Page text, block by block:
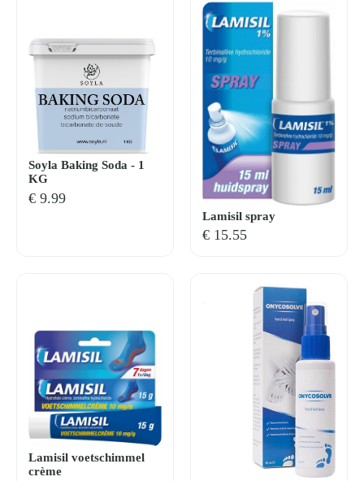
Soyla Baking Soda - 1
KG
€ 9.99
Lamisil spray
€ 15.55
Lamisil voetschimmel
crème